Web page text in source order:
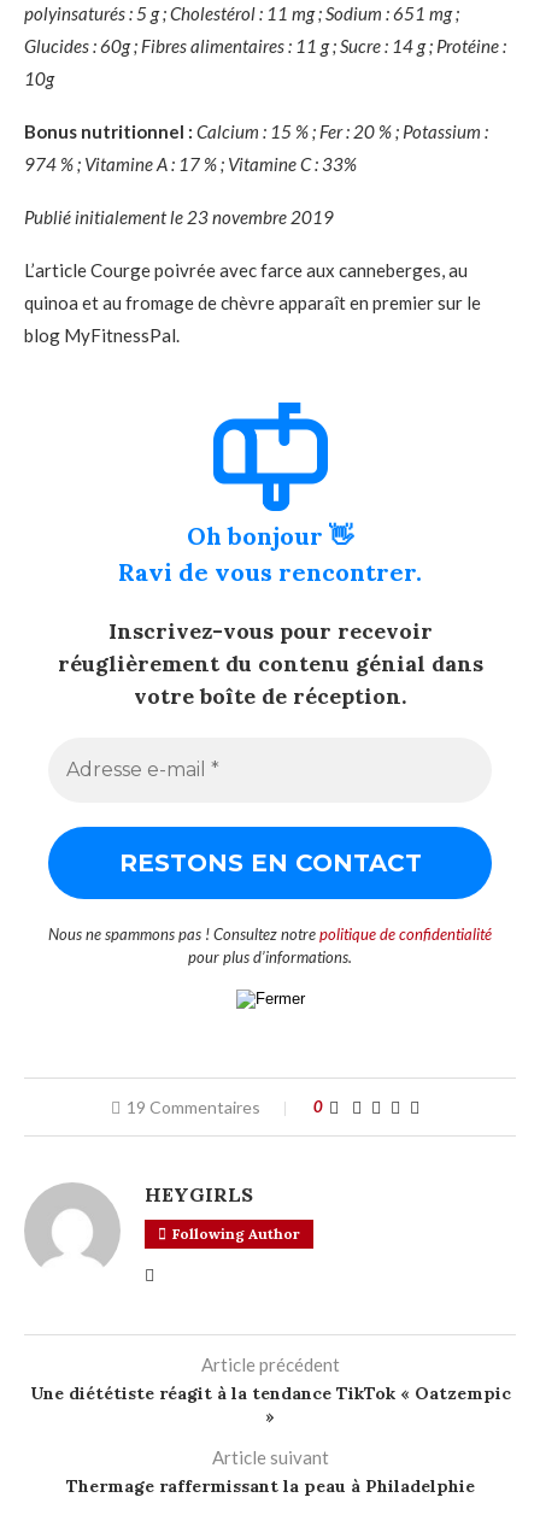
polyinsaturés : 5 g ; Cholestérol : 11 mg ; Sodium : 651 mg ;
Glucides : 60g ; Fibres alimentaires : 11 g ; Sucre : 14 g ; Protéine :
10g
Bonus nutritionnel : Calcium : 15 % ; Fer : 20 % ; Potassium :
974 % ; Vitamine A : 17 % ; Vitamine C : 33%
Publié initialement le 23 novembre 2019
L’article Courge poivrée avec farce aux canneberges, au
quinoa et au fromage de chèvre apparaît en premier sur le
blog MyFitnessPal.
Oh bonjour 👋
Ravi de vous rencontrer.
Inscrivez-vous pour recevoir
réuglièrement du contenu génial dans
votre boîte de réception.
Nous ne spammons pas ! Consultez notrepolitique de confidentialité
pour plus d’informations.
19 Commentaires 0
HEYGIRLS
Following Author
Article précédent
Une diététiste réagit à la tendance TikTok « Oatzempic
»
Article suivant
Thermage raffermissant la peau à Philadelphie